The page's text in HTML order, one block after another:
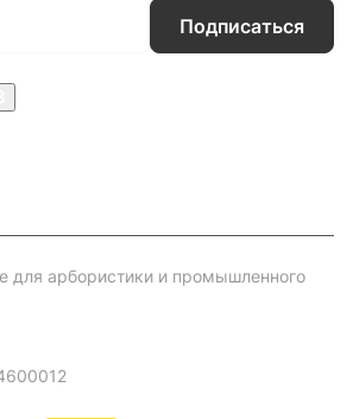
Подписаться
для арбористики и промышленного